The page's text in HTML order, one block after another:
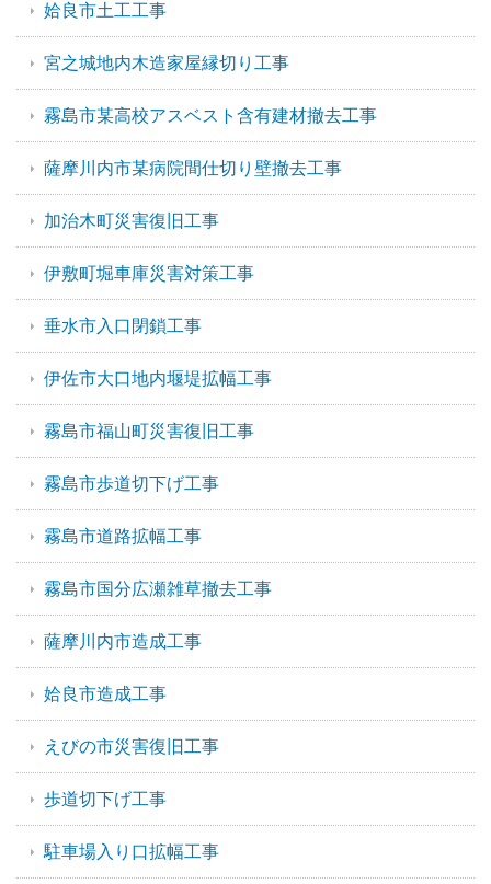
姶良市土工工事
宮之城地内木造家屋縁切り工事
霧島市某高校アスベスト含有建材撤去工事
薩摩川内市某病院間仕切り壁撤去工事
加治木町災害復旧工事
伊敷町堀車庫災害対策工事
垂水市入口閉鎖工事
伊佐市大口地内堰堤拡幅工事
霧島市福山町災害復旧工事
霧島市歩道切下げ工事
霧島市道路拡幅工事
霧島市国分広瀬雑草撤去工事
薩摩川内市造成工事
姶良市造成工事
えびの市災害復旧工事
歩道切下げ工事
駐車場入り口拡幅工事